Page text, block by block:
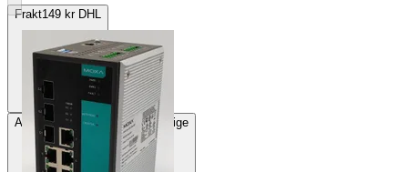
Frakt149 kr DHL
Avhämtning Klavreström, Sverige